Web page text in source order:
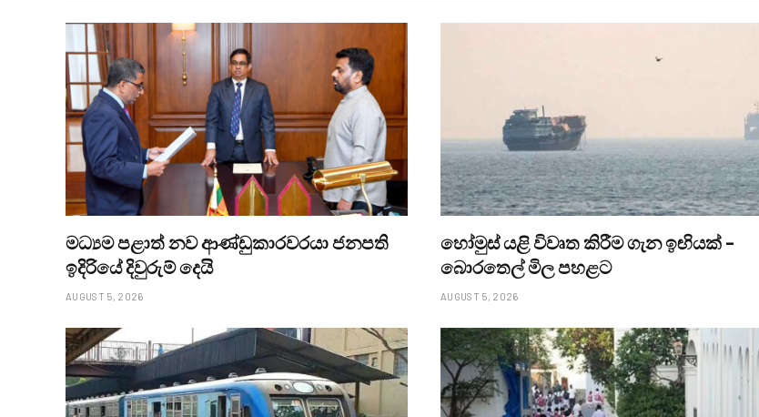
මධ්‍යම පළාත් නව ආණ්ඩුකාරවරයා ජනපති
ඉදිරියේ දිවුරුම් දෙයි
AUGUST 5, 2026
හෝමුස් යළි විවෘත කිරීම ගැන ඉඟියක් –
බොරතෙල් මිල පහළට
AUGUST 5, 2026